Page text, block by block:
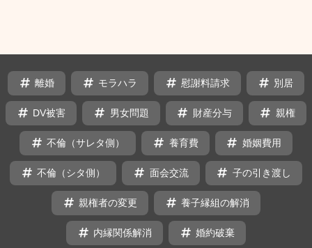
グ
離婚 モラハラ 慰謝料請求 別居
DV被害 男女問題 財産分与 親権
不倫（サレタ側） 養育費 婚姻費用
不倫（シタ側） 面会交流 子の引き渡し
親権者の変更 養子縁組の解消
内縁関係解消 婚約破棄